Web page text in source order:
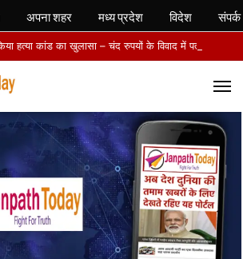
अपना शहर मध्य प्रदेश विदेश संपर्क